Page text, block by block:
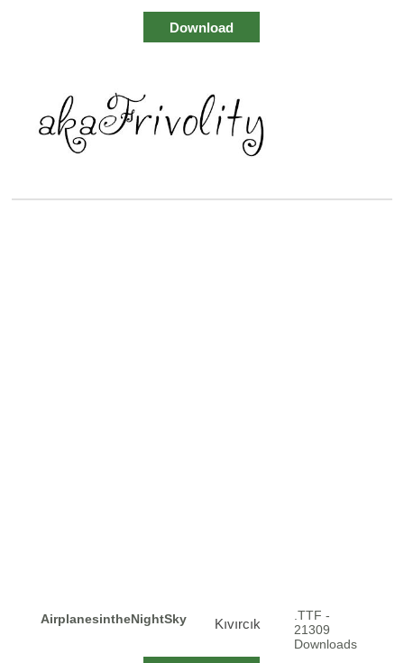
Download
AirplanesintheNightSky Kıvırcık
.TTF -
21309
Downloads